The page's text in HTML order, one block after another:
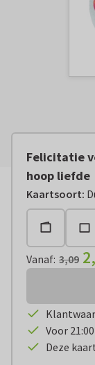
Felicitatie
hoop liefde
Kaartsoort:
Vanaf: € 2,99
Vanaf: 3,09
Voor
Deze